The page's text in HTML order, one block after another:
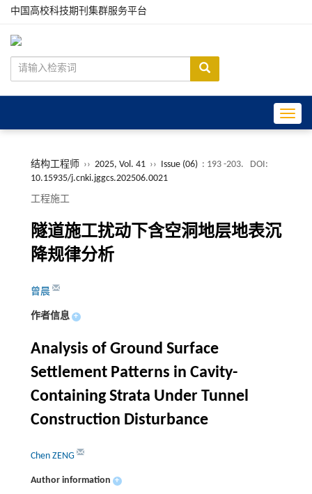
中国高校科技期刊集群服务平台
结构工程师 ›› 2025, Vol. 41 ›› Issue (06) : 193 -203.
DOI:
10.15935/j.cnki.jggcs.202506.0021
工程施工
隧道施工扰动下含空洞地层地表沉
降规律分析
曾晨
作者信息 +
Analysis of Ground Surface
Settlement Patterns in Cavity-
Containing Strata Under Tunnel
Construction Disturbance
Chen ZENG
Author information +